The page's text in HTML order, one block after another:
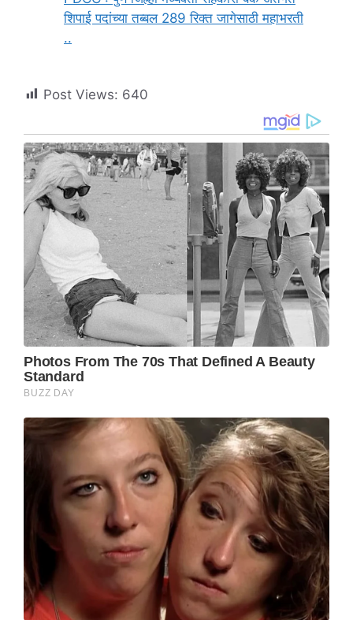
शिपाई पदांच्या तब्बल 289 रिक्त जागेसाठी महाभरती
..
Post Views: 640